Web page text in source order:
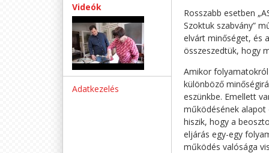
Rosszabb esetben
Szoktuk szabvány”
elvárt minőséget, és
összeszedtük, hogy
Amikor
különböző
eszünkbe. Emellett
működésének alapot
hiszik, hogy a
eljárás egy-egy
működés valósága
Videók
Adatkezelés